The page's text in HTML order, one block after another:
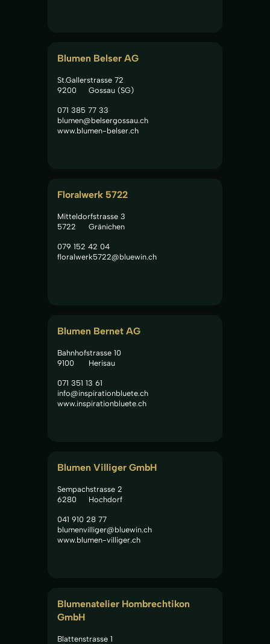
Blumen Belser AG
St.Gallerstrasse 72
9200
Gossau (SG)
071 385 77 33
blumen@belsergossau.ch
www.blumen-belser.ch
Floralwerk 5722
Mitteldorfstrasse 3
5722
Gränichen
079 152 42 04
floralwerk5722@bluewin.ch
Blumen Bernet AG
Bahnhofstrasse 10
9100
Herisau
071 351 13 61
info@inspirationbluete.ch
www.inspirationbluete.ch
Blumen Villiger GmbH
Sempachstrasse 2
6280
Hochdorf
041 910 28 77
blumenvilliger@bluewin.ch
www.blumen-villiger.ch
Blumenatelier Hombrechtikon
GmbH
Blattenstrasse 1